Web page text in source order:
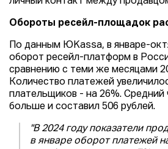
Обороты ресейл-площадок
По данным ЮKassa, в январе-
оборот ресейл-платформ в
сравнению с теми же месяцами
Количество платежей
плательщиков - на 26%. Средний
больше и составил 506 рублей.
"В 2024 году показатели
в январе оборот платежей